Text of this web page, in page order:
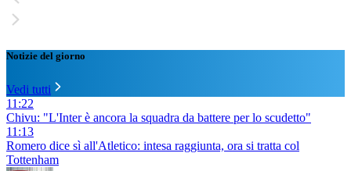
Notizie del giorno
Vedi tutti
11:22
Chivu: "L'Inter è ancora la squadra da battere per lo scudetto"
11:13
Romero dice sì all'Atletico: intesa raggiunta, ora si tratta col
Tottenham